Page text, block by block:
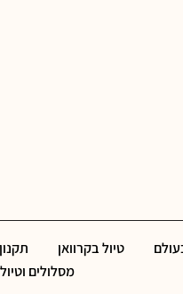
טיול בקרוואן
מסלולים